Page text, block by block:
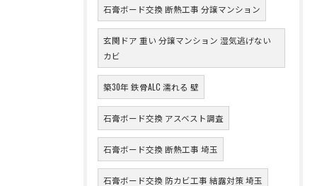
石膏ボード交換 断熱工事 分譲マンション
玄関ドア 重い 分譲マンション 湿気逃げない
カビ
築30年 鉄骨ALC 濡れる 壁
石膏ボード交換 アスベスト調査
石膏ボード交換 断熱工事 埼玉
石膏ボード交換 防カビ工事 結露対策 埼玉